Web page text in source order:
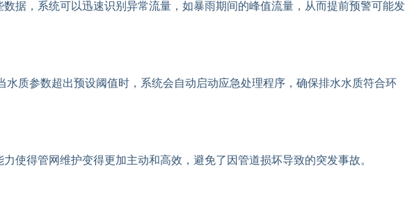
据，系统可以迅速识别异常流量，如暴雨期间的峰值流量，从而提前预警可能发
质参数超出预设阈值时，系统会自动启动应急处理程序，确保排水水质符合环
使得管网维护变得更加主动和高效，避免了因管道损坏导致的突发事故。